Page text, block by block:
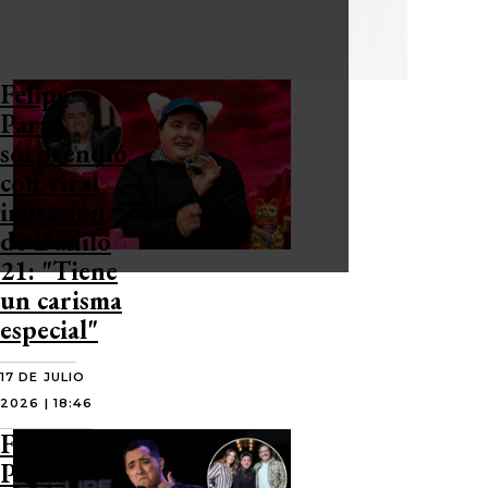
Felipe
Parra
sorprendió
con viral
imitación
de Danilo
21: "Tiene
un carisma
especial"
17 DE JULIO
2026 | 18:46
Felipe
Parra